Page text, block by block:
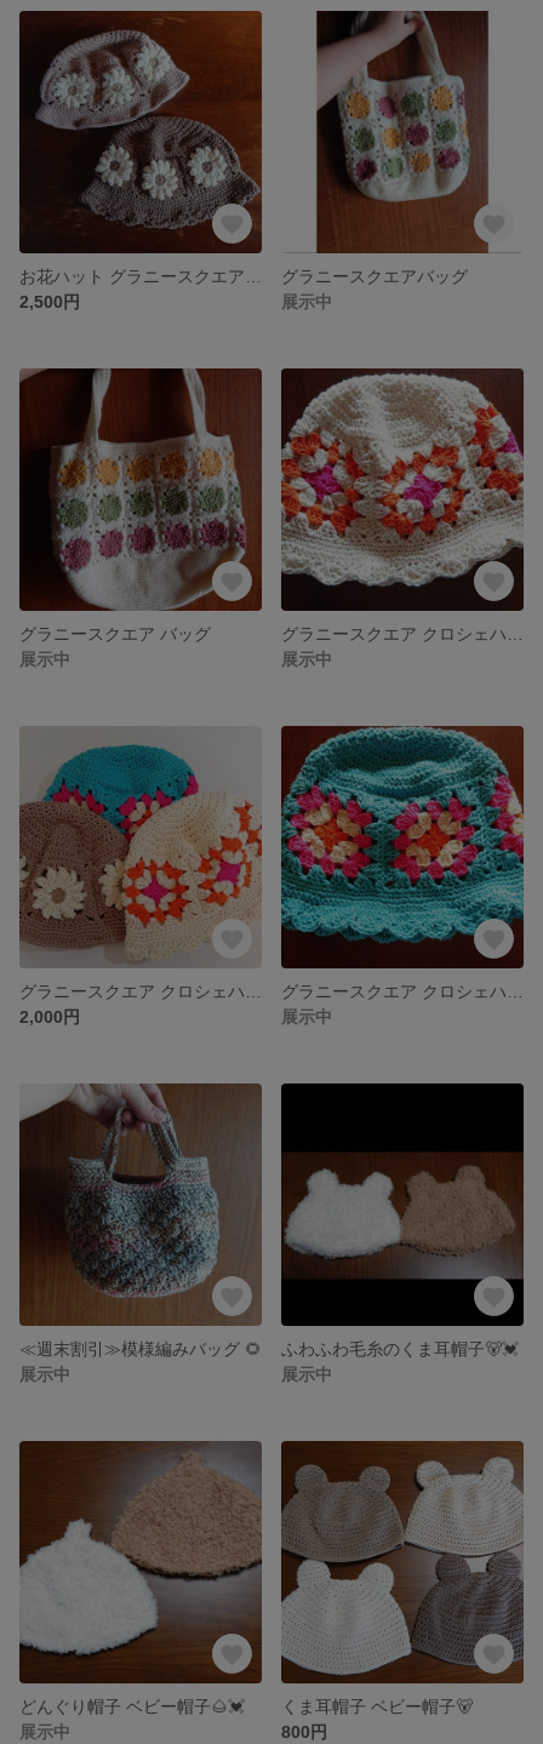
2,500円
グラニースクエアバッグ
展示中
グラニースクエア バッグ
展示中
展示中
2,000円
展示中
≪週末割引≫模様編みバッグ 🌻
展示中
ふわふわ毛糸のくま耳帽子🐻💓
展示中
どんぐり帽子 ベビー帽子🌰💓
展示中
くま耳帽子 ベビー帽子🐻
800円